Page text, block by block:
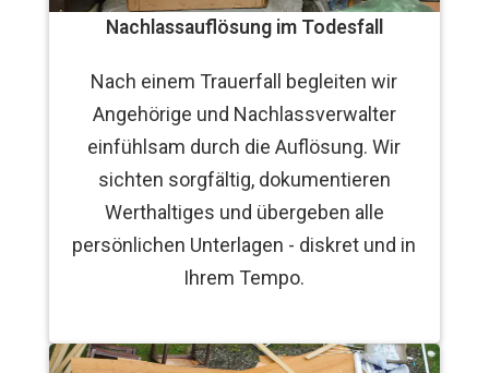
Nachlassauflösung im Todesfall
Nach einem Trauerfall begleiten wir
Angehörige und Nachlassverwalter
einfühlsam durch die Auflösung. Wir
sichten sorgfältig, dokumentieren
Werthaltiges und übergeben alle
persönlichen Unterlagen - diskret und in
Ihrem Tempo.